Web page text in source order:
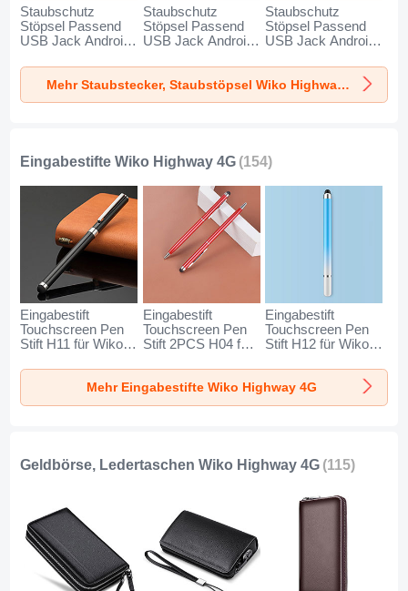
Staubschutz
Stöpsel Passend
USB Jack Android
für Wiko Highway
4G Silber
Staubschutz
Stöpsel Passend
USB Jack Android
für Wiko Highway
4G Rosegold
Staubschutz
Stöpsel Passend
USB Jack Android
Wiko Highway 4G
Silber
Mehr Staubstecker, Staubstöpsel Wiko Highway 4G
Eingabestifte Wiko Highway 4G (154)
Eingabestift
Touchscreen Pen
Stift H11 für Wiko
Schwarz
Eingabestift
Touchscreen Pen
Stift 2PCS H04 für
Rot
Eingabestift
Touchscreen Pen
Stift H12 für Wiko
Mehr Eingabestifte Wiko Highway 4G
Geldbörse, Ledertaschen Wiko Highway 4G (115)